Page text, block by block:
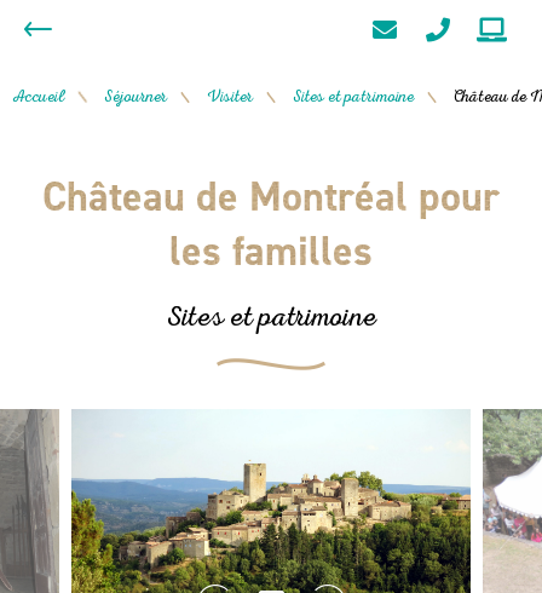
Accueil / Séjourner / Visiter / Sites et patrimoine / Château de
Château de Montréal pour
les familles
Sites et patrimoine